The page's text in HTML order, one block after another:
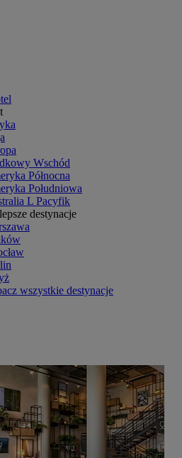
Wschód
Północna
Południowa
L Pacyfik
destynacje
wszystkie destynacje